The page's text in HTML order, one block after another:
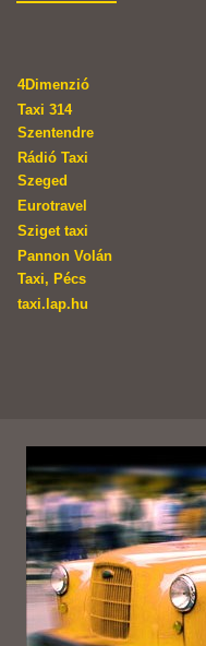
4Dimenzió
Taxi 314
Szentendre
Rádió Taxi
Szeged
Eurotravel
Sziget taxi
Pannon Volán
Taxi, Pécs
taxi.lap.hu